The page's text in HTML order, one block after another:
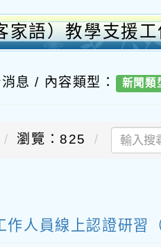
家語）教學支援
息 / 內容類型： 新聞類
瀏覽：825
人員線上認證研習